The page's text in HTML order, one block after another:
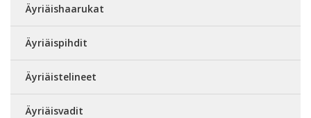
Äyriäishaarukat
Äyriäispihdit
Äyriäistelineet
Äyriäisvadit